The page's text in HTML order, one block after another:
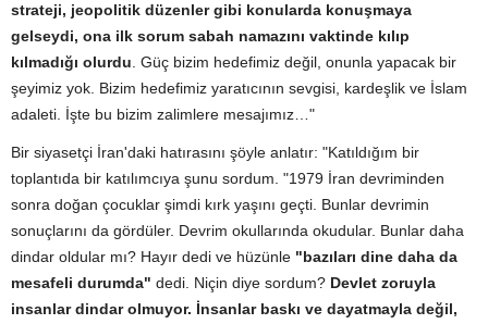
strateji, jeopolitik düzenler gibi konularda konuşmaya
gelseydi, ona ilk sorum sabah namazını vaktinde kılıp
kılmadığı olurdu. Güç bizim hedefimiz değil, onunla yapacak bir
şeyimiz yok. Bizim hedefimiz yaratıcının sevgisi, kardeşlik ve İslam
adaleti. İşte bu bizim zalimlere mesajımız…"
Bir siyasetçi İran'daki hatırasını şöyle anlatır: "Katıldığım bir
toplantıda bir katılımcıya şunu sordum. "1979 İran devriminden
sonra doğan çocuklar şimdi kırk yaşını geçti. Bunlar devrimin
sonuçlarını da gördüler. Devrim okullarında okudular. Bunlar daha
dindar oldular mı? Hayır dedi ve hüzünle "bazıları dine daha da
mesafeli durumda" dedi. Niçin diye sordum? Devlet zoruyla
insanlar dindar olmuyor. İnsanlar baskı ve dayatmayla değil,